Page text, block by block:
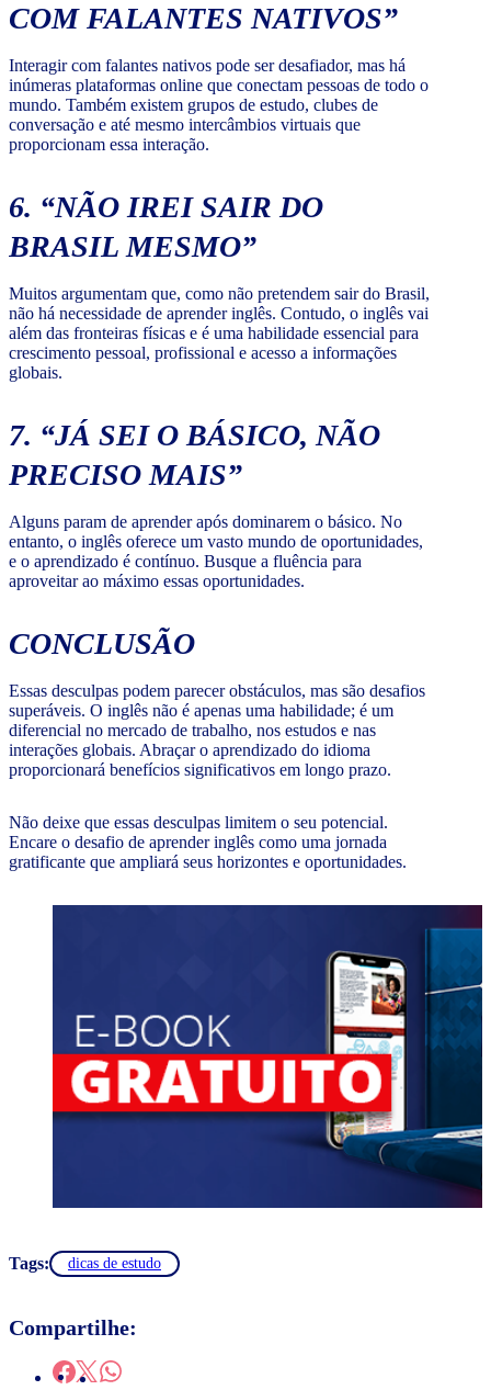
COM FALANTES NATIVOS”
Interagir com falantes nativos pode ser desafiador, mas há
inúmeras plataformas online que conectam pessoas de todo o
mundo. Também existem grupos de estudo, clubes de
conversação e até mesmo intercâmbios virtuais que
proporcionam essa interação.
6. “NÃO IREI SAIR DO
BRASIL MESMO”
Muitos argumentam que, como não pretendem sair do Brasil,
não há necessidade de aprender inglês. Contudo, o inglês vai
além das fronteiras físicas e é uma habilidade essencial para
crescimento pessoal, profissional e acesso a informações
globais.
7. “JÁ SEI O BÁSICO, NÃO
PRECISO MAIS”
Alguns param de aprender após dominarem o básico. No
entanto, o inglês oferece um vasto mundo de oportunidades,
e o aprendizado é contínuo. Busque a fluência para
aproveitar ao máximo essas oportunidades.
CONCLUSÃO
Essas desculpas podem parecer obstáculos, mas são desafios
superáveis. O inglês não é apenas uma habilidade; é um
diferencial no mercado de trabalho, nos estudos e nas
interações globais. Abraçar o aprendizado do idioma
proporcionará benefícios significativos em longo prazo.
Não deixe que essas desculpas limitem o seu potencial.
Encare o desafio de aprender inglês como uma jornada
gratificante que ampliará seus horizontes e oportunidades.
Tags: dicas de estudo
Compartilhe: